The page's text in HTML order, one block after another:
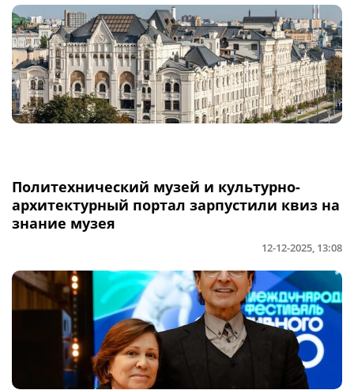
Политехнический музей и культурно-
архитектурный портал зарпустили квиз на
знание музея
12-12-2025, 13:08